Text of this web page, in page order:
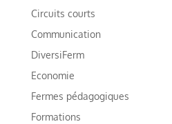
Circuits courts
Communication
DiversiFerm
Economie
Fermes pédagogiques
Formations